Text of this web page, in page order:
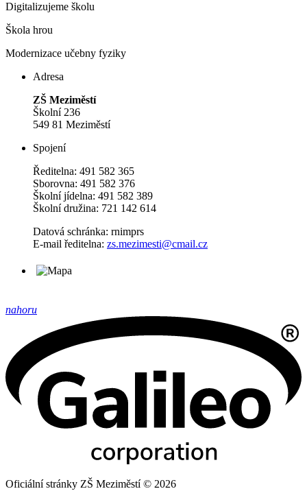
Digitalizujeme školu
Škola hrou
Modernizace učebny fyziky
Adresa
ZŠ Meziměstí
Školní 236
549 81 Meziměstí
Spojení
Ředitelna: 491 582 365
Sborovna: 491 582 376
Školní jídelna: 491 582 389
Školní družina: 721 142 614
Datová schránka: rnimprs
E-mail ředitelna: zs.mezimesti@cmail.cz
nahoru
Oficiální stránky ZŠ Meziměstí © 2026